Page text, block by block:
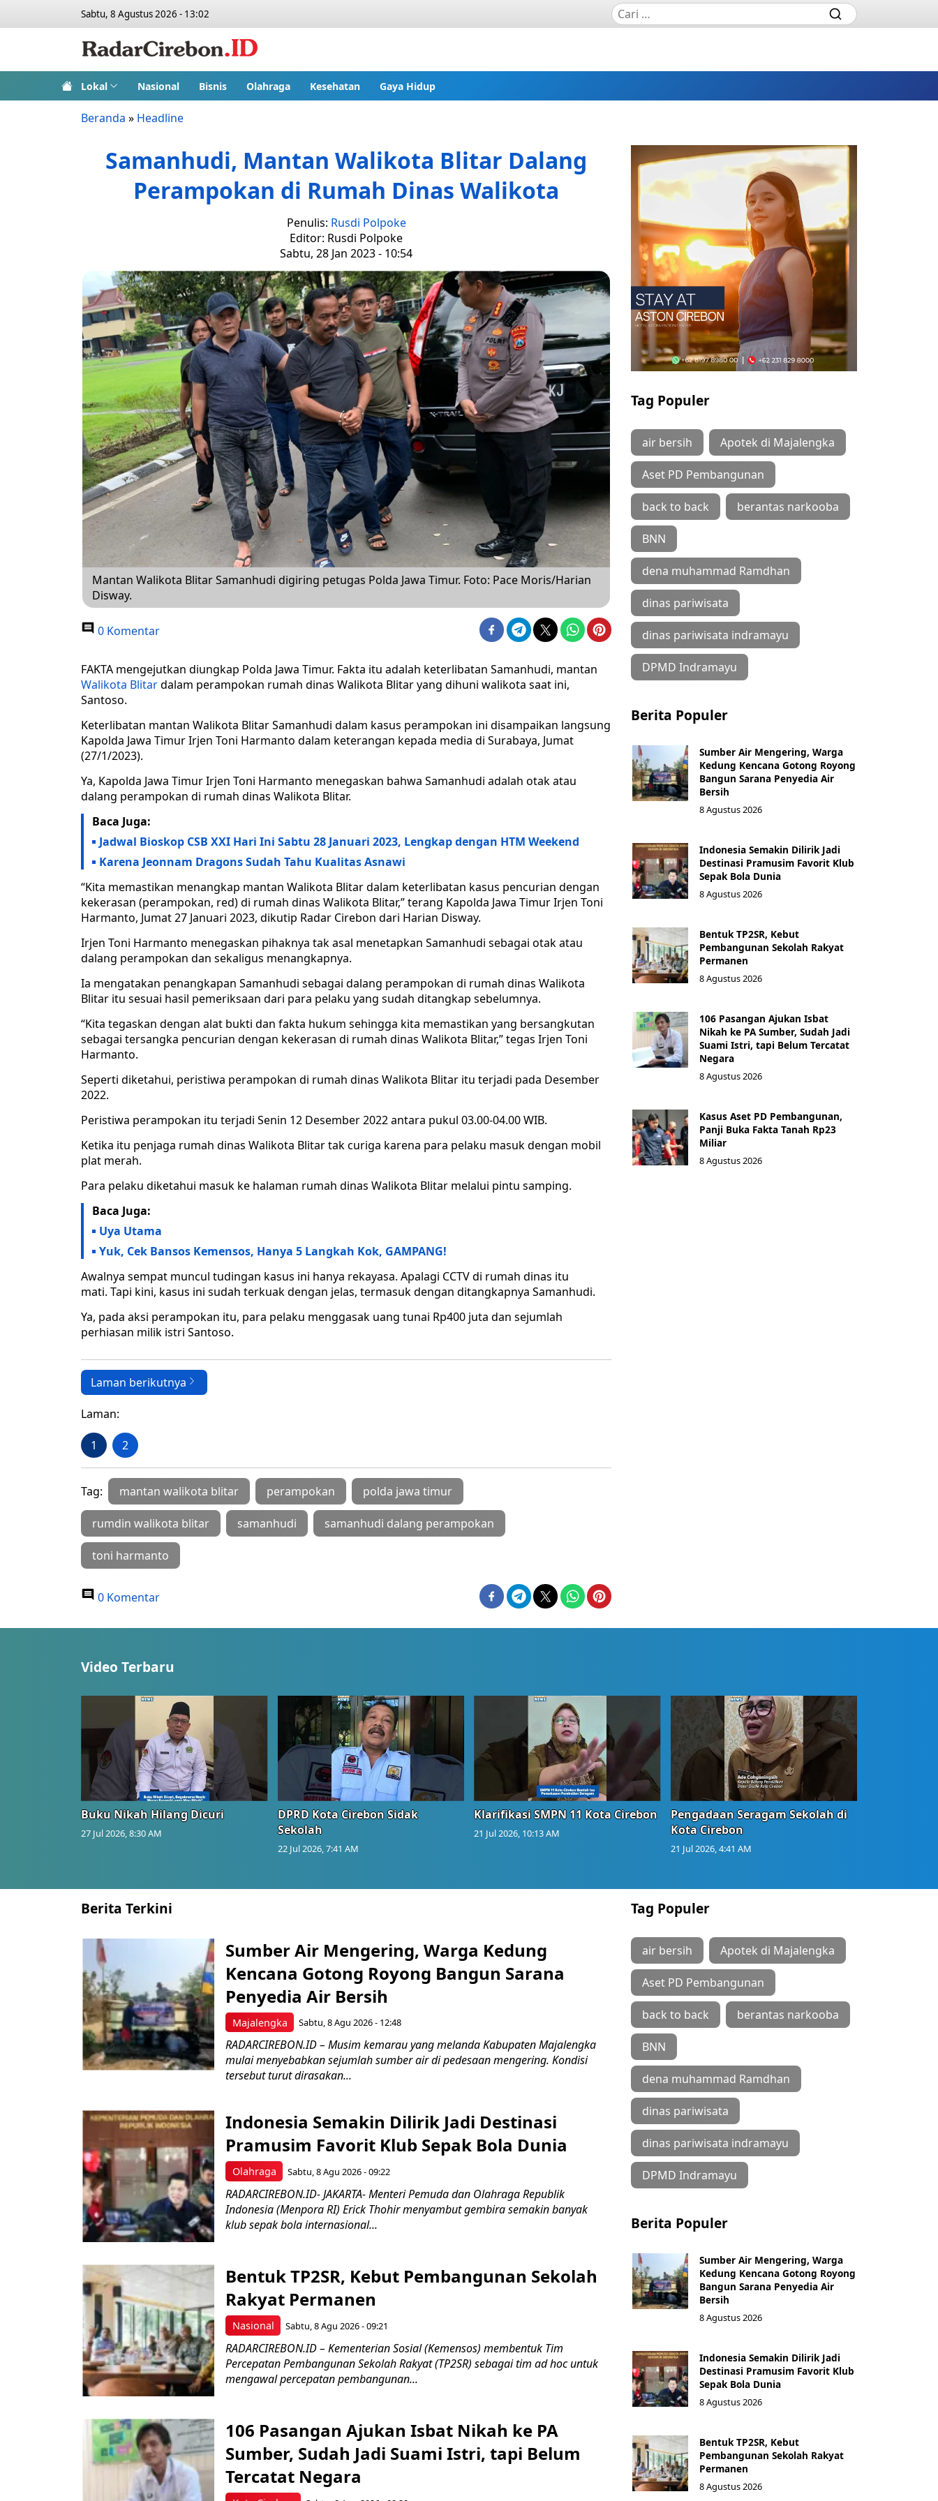
Sabtu, 8 Agustus 2026 - 13:02
Lokal Nasional Bisnis Olahraga Kesehatan Gaya Hidup
Beranda » Headline
Samanhudi, Mantan Walikota Blitar Dalang
Perampokan di Rumah Dinas Walikota
Penulis: Rusdi Polpoke
Editor: Rusdi Polpoke
Sabtu, 28 Jan 2023 - 10:54
Mantan Walikota Blitar Samanhudi digiring petugas Polda Jawa Timur. Foto: Pace Moris/Harian
Disway.
0 Komentar
FAKTA mengejutkan diungkap Polda Jawa Timur. Fakta itu adalah keterlibatan Samanhudi, mantan
Walikota Blitardalam perampokan rumah dinas Walikota Blitar yang dihuni walikota saat ini,
Santoso.
Keterlibatan mantan Walikota Blitar Samanhudi dalam kasus perampokan ini disampaikan langsung
Kapolda Jawa Timur Irjen Toni Harmanto dalam keterangan kepada media di Surabaya, Jumat
(27/1/2023).
Ya, Kapolda Jawa Timur Irjen Toni Harmanto menegaskan bahwa Samanhudi adalah otak atau
dalang perampokan di rumah dinas Walikota Blitar.
Baca Juga:
Jadwal Bioskop CSB XXI Hari Ini Sabtu 28 Januari 2023, Lengkap dengan HTM Weekend
Karena Jeonnam Dragons Sudah Tahu Kualitas Asnawi
“Kita memastikan menangkap mantan Walikota Blitar dalam keterlibatan kasus pencurian dengan
kekerasan (perampokan, red) di rumah dinas Walikota Blitar,” terang Kapolda Jawa Timur Irjen Toni
Harmanto, Jumat 27 Januari 2023, dikutip Radar Cirebon dari Harian Disway.
Irjen Toni Harmanto menegaskan pihaknya tak asal menetapkan Samanhudi sebagai otak atau
dalang perampokan dan sekaligus menangkapnya.
Ia mengatakan penangkapan Samanhudi sebagai dalang perampokan di rumah dinas Walikota
Blitar itu sesuai hasil pemeriksaan dari para pelaku yang sudah ditangkap sebelumnya.
“Kita tegaskan dengan alat bukti dan fakta hukum sehingga kita memastikan yang bersangkutan
sebagai tersangka pencurian dengan kekerasan di rumah dinas Walikota Blitar,” tegas Irjen Toni
Harmanto.
Seperti diketahui, peristiwa perampokan di rumah dinas Walikota Blitar itu terjadi pada Desember
2022.
Peristiwa perampokan itu terjadi Senin 12 Desember 2022 antara pukul 03.00-04.00 WIB.
Ketika itu penjaga rumah dinas Walikota Blitar tak curiga karena para pelaku masuk dengan mobil
plat merah.
Para pelaku diketahui masuk ke halaman rumah dinas Walikota Blitar melalui pintu samping.
Baca Juga:
Uya Utama
Yuk, Cek Bansos Kemensos, Hanya 5 Langkah Kok, GAMPANG!
Awalnya sempat muncul tudingan kasus ini hanya rekayasa. Apalagi CCTV di rumah dinas itu
mati. Tapi kini, kasus ini sudah terkuak dengan jelas, termasuk dengan ditangkapnya Samanhudi.
Ya, pada aksi perampokan itu, para pelaku menggasak uang tunai Rp400 juta dan sejumlah
perhiasan milik istri Santoso.
Laman berikutnya
Laman:
1 2
Tag: mantan walikota blitar perampokan polda jawa timur
rumdin walikota blitar samanhudi samanhudi dalang perampokan
toni harmanto
0 Komentar
Tag Populer
air bersih Apotek di Majalengka
Aset PD Pembangunan
back to back berantas narkooba
BNN
dena muhammad Ramdhan
dinas pariwisata
dinas pariwisata indramayu
DPMD Indramayu
Berita Populer
Sumber Air Mengering, Warga
Kedung Kencana Gotong Royong
Bangun Sarana Penyedia Air
Bersih
8 Agustus 2026
Indonesia Semakin Dilirik Jadi
Destinasi Pramusim Favorit Klub
Sepak Bola Dunia
8 Agustus 2026
Bentuk TP2SR, Kebut
Pembangunan Sekolah Rakyat
Permanen
8 Agustus 2026
106 Pasangan Ajukan Isbat
Nikah ke PA Sumber, Sudah Jadi
Suami Istri, tapi Belum Tercatat
Negara
8 Agustus 2026
Kasus Aset PD Pembangunan,
Panji Buka Fakta Tanah Rp23
Miliar
8 Agustus 2026
Video Terbaru
Buku Nikah Hilang Dicuri
27 Jul 2026, 8:30 AM
DPRD Kota Cirebon Sidak
Sekolah
22 Jul 2026, 7:41 AM
Klarifikasi SMPN 11 Kota Cirebon
21 Jul 2026, 10:13 AM
Pengadaan Seragam Sekolah di
Kota Cirebon
21 Jul 2026, 4:41 AM
Berita Terkini
Majalengka
Sumber Air Mengering, Warga Kedung
Kencana Gotong Royong Bangun Sarana
Penyedia Air Bersih
Sabtu, 8 Agu 2026 - 12:48
RADARCIREBON.ID – Musim kemarau yang melanda Kabupaten Majalengka
mulai menyebabkan sejumlah sumber air di pedesaan mengering. Kondisi
tersebut turut dirasakan...
Olahraga
Indonesia Semakin Dilirik Jadi Destinasi
Pramusim Favorit Klub Sepak Bola Dunia
Sabtu, 8 Agu 2026 - 09:22
RADARCIREBON.ID- JAKARTA- Menteri Pemuda dan Olahraga Republik
Indonesia (Menpora RI) Erick Thohir menyambut gembira semakin banyak
klub sepak bola internasional...
Nasional
Bentuk TP2SR, Kebut Pembangunan Sekolah
Rakyat Permanen
Sabtu, 8 Agu 2026 - 09:21
RADARCIREBON.ID – Kementerian Sosial (Kemensos) membentuk Tim
Percepatan Pembangunan Sekolah Rakyat (TP2SR) sebagai tim ad hoc untuk
mengawal percepatan pembangunan...
106 Pasangan Ajukan Isbat Nikah ke PA
Sumber, Sudah Jadi Suami Istri, tapi Belum
Tercatat Negara
Tag Populer
air bersih Apotek di Majalengka
Aset PD Pembangunan
back to back berantas narkooba
BNN
dena muhammad Ramdhan
dinas pariwisata
dinas pariwisata indramayu
DPMD Indramayu
Berita Populer
Sumber Air Mengering, Warga
Kedung Kencana Gotong Royong
Bangun Sarana Penyedia Air
Bersih
8 Agustus 2026
Indonesia Semakin Dilirik Jadi
Destinasi Pramusim Favorit Klub
Sepak Bola Dunia
8 Agustus 2026
Bentuk TP2SR, Kebut
Pembangunan Sekolah Rakyat
Permanen
8 Agustus 2026